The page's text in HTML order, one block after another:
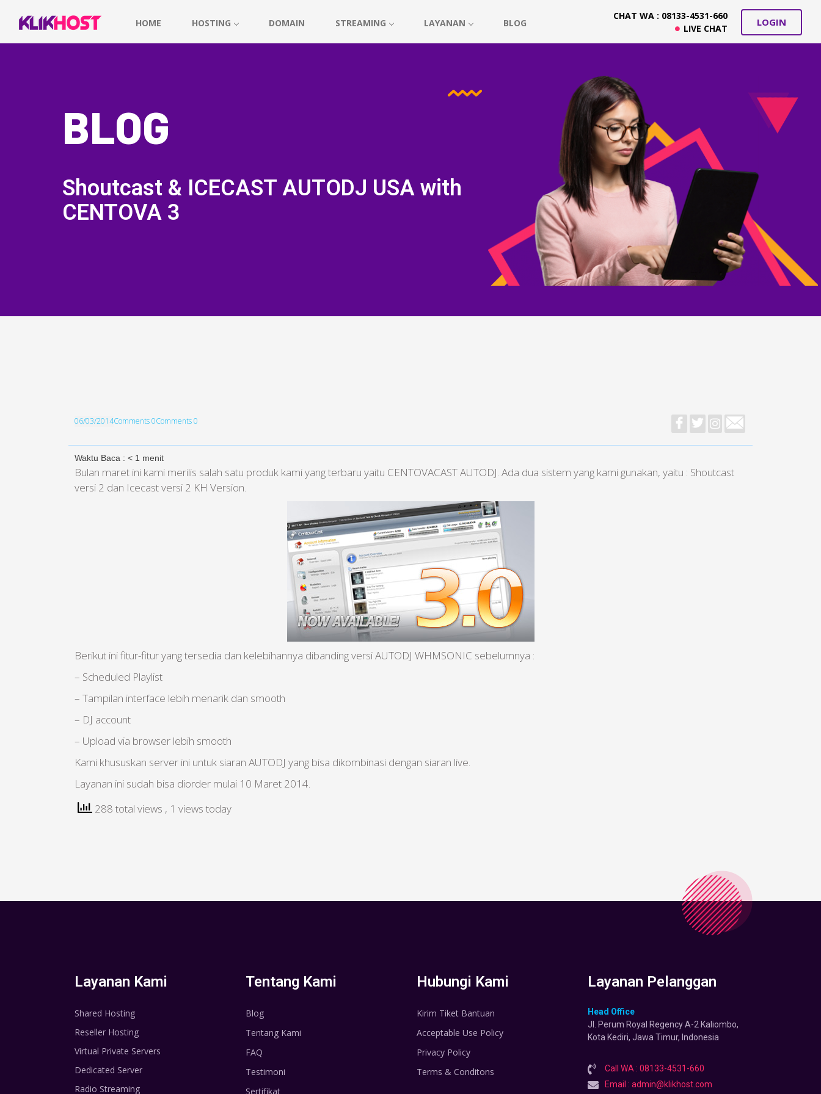
HOME HOSTING DOMAIN STREAMING LAYANAN BLOG
CHAT WA : 08133-4531-660
LIVE CHAT
LOGIN
BLOG
Shoutcast & ICECAST AUTODJ USA with
CENTOVA 3
06/03/2014Comments 0Comments 0
Waktu Baca : < 1 menit
Bulan maret ini kami merilis salah satu produk kami yang terbaru yaitu CENTOVACAST AUTODJ. Ada dua sistem yang kami gunakan, yaitu : Shoutcast
versi 2 dan Icecast versi 2 KH Version.
Berikut ini fitur-fitur yang tersedia dan kelebihannya dibanding versi AUTODJ WHMSONIC sebelumnya :
– Scheduled Playlist
– Tampilan interface lebih menarik dan smooth
– DJ account
– Upload via browser lebih smooth
Kami khususkan server ini untuk siaran AUTODJ yang bisa dikombinasi dengan siaran live.
Layanan ini sudah bisa diorder mulai 10 Maret 2014.
288 total views , 1 views today
Layanan Kami
Shared Hosting
Reseller Hosting
Virtual Private Servers
Dedicated Server
Radio Streaming
Tentang Kami
Blog
Tentang Kami
FAQ
Testimoni
Sertifikat
Hubungi Kami
Kirim Tiket Bantuan
Acceptable Use Policy
Privacy Policy
Terms & Conditons
Layanan Pelanggan
Head Office
Jl. Perum Royal Regency A-2 Kaliombo,
Kota Kediri, Jawa Timur, Indonesia
Call WA : 08133-4531-660
Email : admin@klikhost.com